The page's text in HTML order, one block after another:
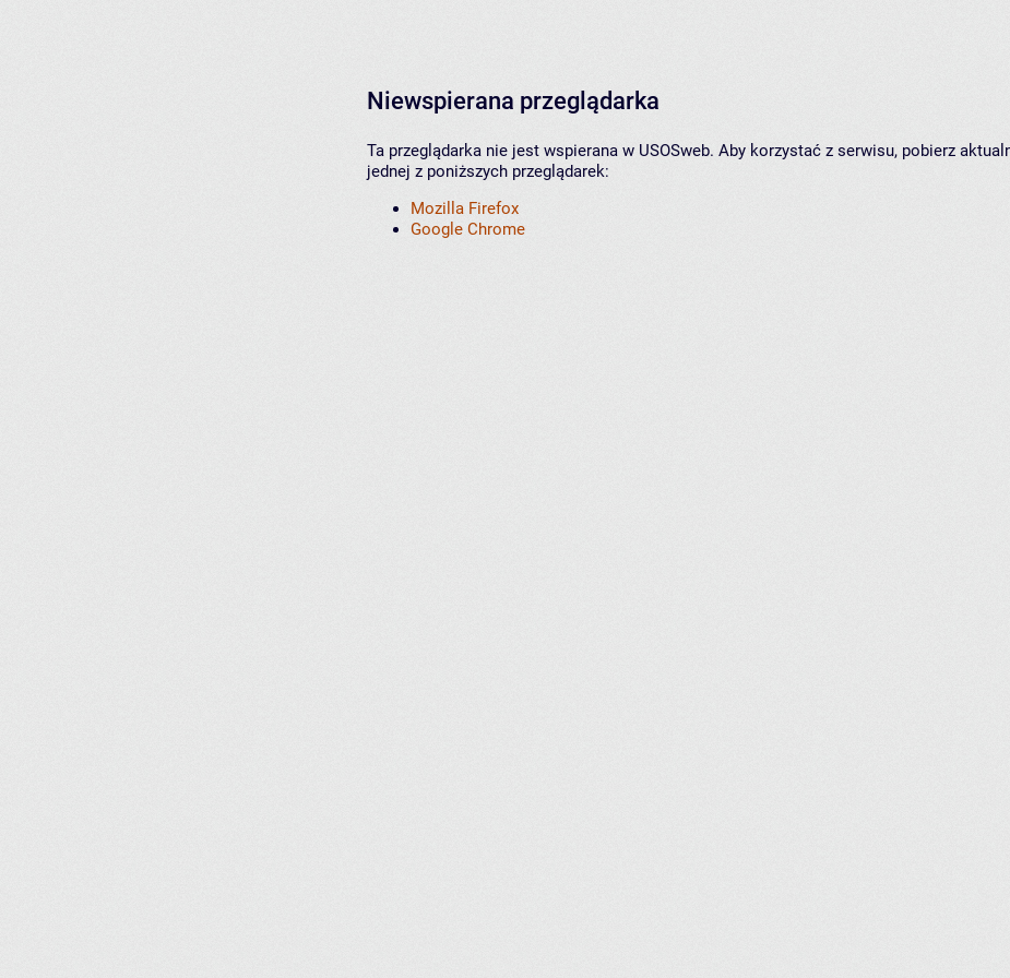
Niewspierana przeglądarka
Ta przeglądarka nie jest wspierana w USOSweb. Aby korzystać z serwisu, pobierz
jednej z poniższych przeglądarek:
Mozilla Firefox
Google Chrome